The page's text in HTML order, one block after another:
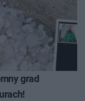
grad